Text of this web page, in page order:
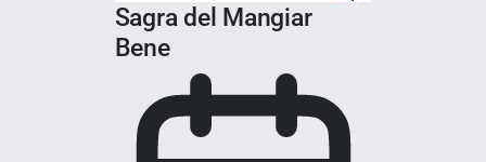
Sagra del Mangiar
Bene